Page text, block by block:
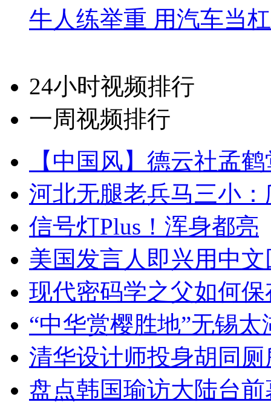
牛人练举重 用汽车当
24小时视频排行
一周视频排行
【中国风】德云社孟
河北无腿老兵马三小
信号灯Plus！浑身都亮
美国发言人即兴用中
现代密码学之父如何
“中华赏樱胜地”无锡
清华设计师投身胡同
盘点韩国瑜访大陆台